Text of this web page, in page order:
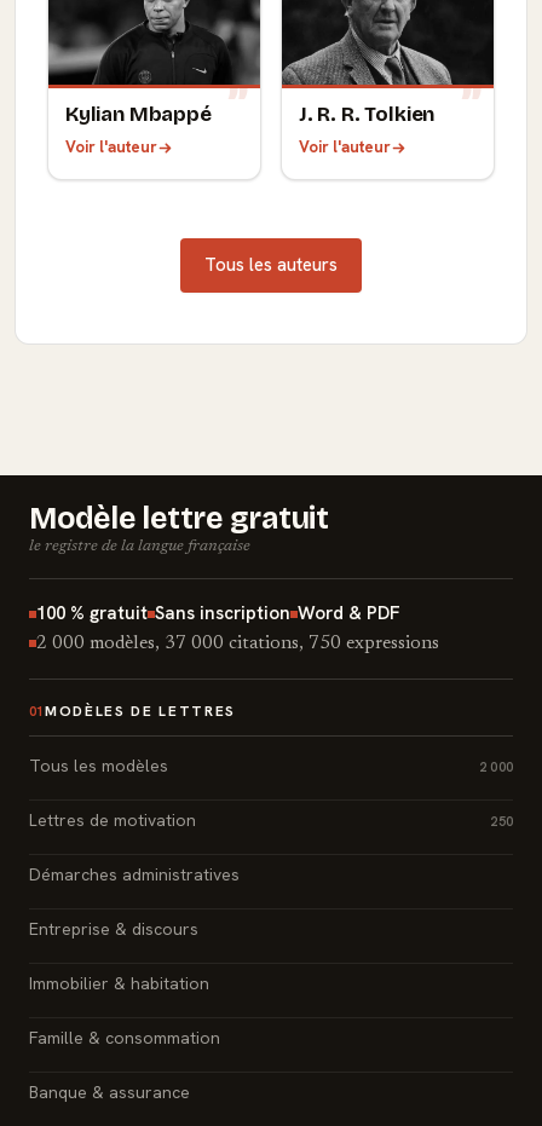
Kylian Mbappé
Voir l'auteur
J. R. R. Tolkien
Voir l'auteur
Tous les auteurs
Modèle lettre gratuit
le registre de la langue française
100 % gratuit Sans inscription Word & PDF
2 000 modèles, 37 000 citations, 750 expressions
01 MODÈLES DE LETTRES
Tous les modèles 2 000
Lettres de motivation 250
Démarches administratives
Entreprise & discours
Immobilier & habitation
Famille & consommation
Banque & assurance